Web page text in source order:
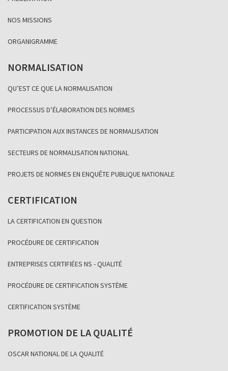
NOS MISSIONS
ORGANIGRAMME
NORMALISATION
QU’EST CE QUE LA NORMALISATION
PROCESSUS D’ÉLABORATION DES NORMES
PARTICIPATION AUX INSTANCES DE NORMALISATION
SECTEURS DE NORMALISATION NATIONAL
PROJETS DE NORMES EN ENQUÊTE PUBLIQUE NATIONALE
CERTIFICATION
LA CERTIFICATION EN QUESTION
PROCÉDURE DE CERTIFICATION
ENTREPRISES CERTIFIÉES NS - QUALITÉ
PROCÉDURE DE CERTIFICATION SYSTÈME
CERTIFICATION SYSTÈME
PROMOTION DE LA QUALITÉ
OSCAR NATIONAL DE LA QUALITÉ